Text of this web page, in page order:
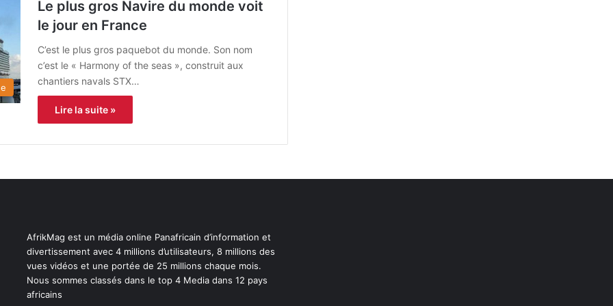
Le plus gros Navire du monde voit
le jour en France
C’est le plus gros paquebot du monde. Son nom
c’est le « Harmony of the seas », construit aux
chantiers navals STX…
Lire la suite »
AfrikMag est un média online Panafricain d’information et
divertissement avec 4 millions d’utilisateurs, 8 millions des
vues vidéos et une portée de 25 millions chaque mois.
Nous sommes classés dans le top 4 Media dans 12 pays
africains